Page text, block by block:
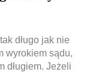
długo jak nie
wyrokiem sądu,
długiem. Jeżeli